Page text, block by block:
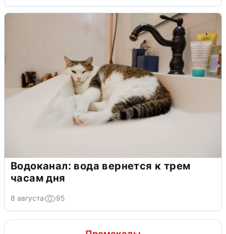
Водоканал: вода вернется к трем
часам дня
8 августа 95